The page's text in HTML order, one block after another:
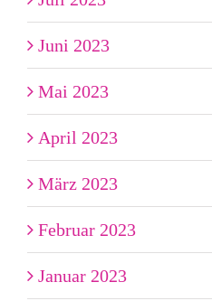
Juni 2023
Mai 2023
April 2023
März 2023
Februar 2023
Januar 2023